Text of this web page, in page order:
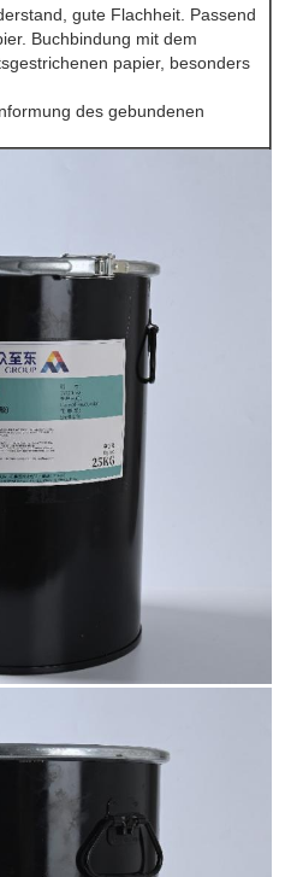
gute Flachheit. Passend
Buchbindung mit dem
papier, besonders
des gebundenen